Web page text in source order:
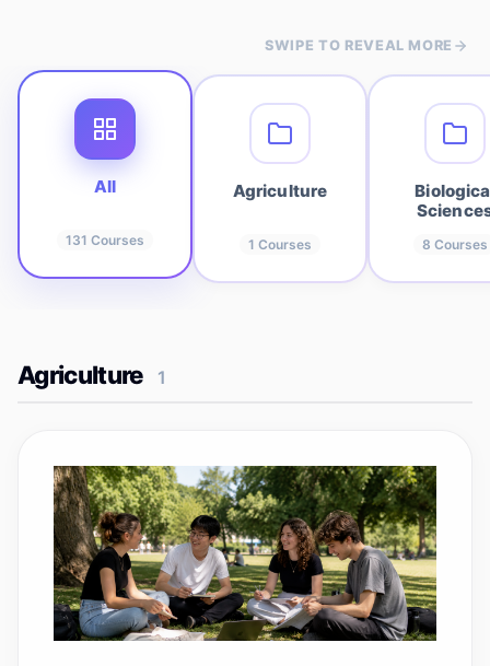
SWIPE TO REVEAL MORE
All
131 Courses
Agriculture
1 Courses 8 Courses
Agriculture 1